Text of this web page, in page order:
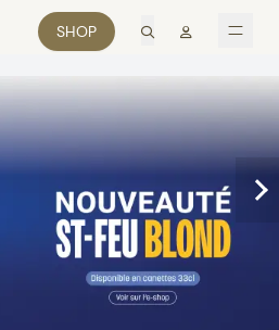
SHOP recherche
Mon